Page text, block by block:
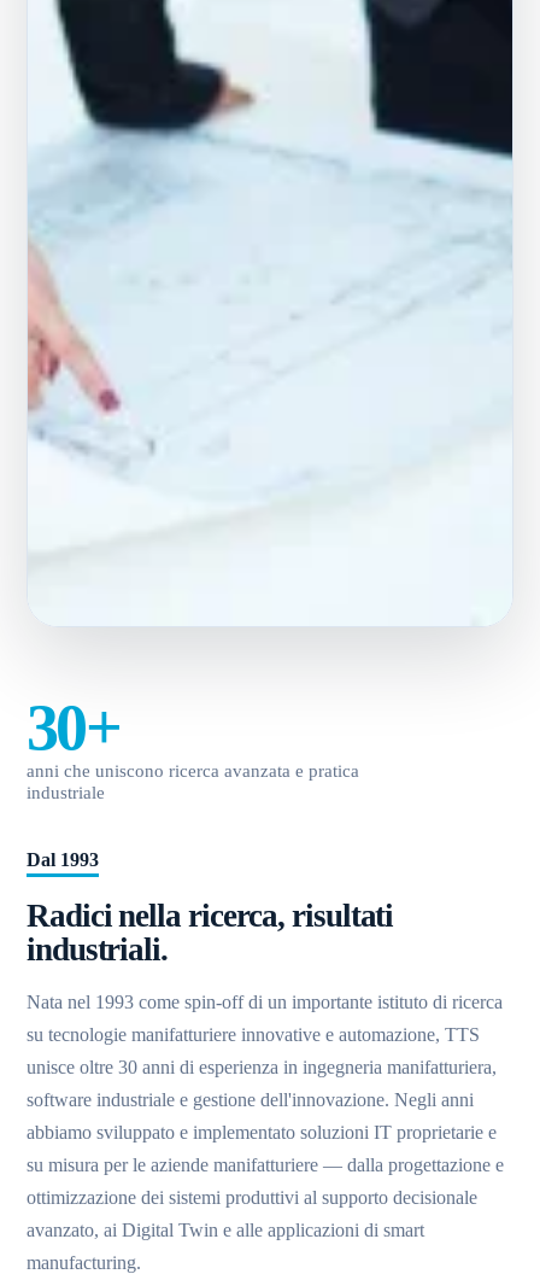
30+
anni che uniscono ricerca avanzata e pratica
industriale
Dal 1993
Radici nella ricerca, risultati
industriali.
Nata nel 1993 come spin-off di un importante istituto di ricerca
su tecnologie manifatturiere innovative e automazione, TTS
unisce oltre 30 anni di esperienza in ingegneria manifatturiera,
software industriale e gestione dell'innovazione. Negli anni
abbiamo sviluppato e implementato soluzioni IT proprietarie e
su misura per le aziende manifatturiere — dalla progettazione e
ottimizzazione dei sistemi produttivi al supporto decisionale
avanzato, ai Digital Twin e alle applicazioni di smart
manufacturing.